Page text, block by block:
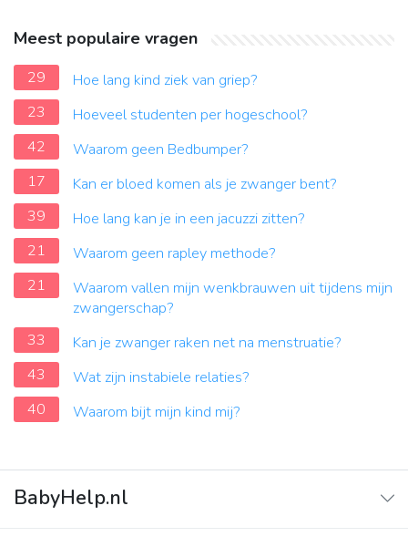
Meest populaire vragen
29
Hoe lang kind ziek van griep?
23
Hoeveel studenten per hogeschool?
42
Waarom geen Bedbumper?
17
Kan er bloed komen als je zwanger bent?
39
Hoe lang kan je in een jacuzzi zitten?
21
Waarom geen rapley methode?
21
Waarom vallen mijn wenkbrauwen uit tijdens mijn
zwangerschap?
33
Kan je zwanger raken net na menstruatie?
43
Wat zijn instabiele relaties?
40
Waarom bijt mijn kind mij?
BabyHelp.nl